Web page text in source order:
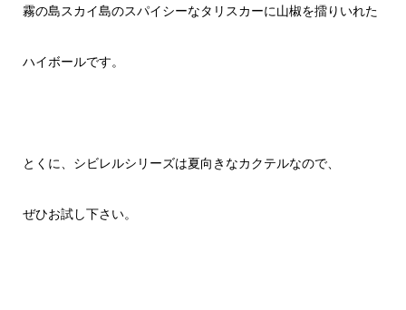
霧の島スカイ島のスパイシーなタリスカーに山椒を擂りいれた
ハイボールです。
とくに、シビレルシリーズは夏向きなカクテルなので、
ぜひお試し下さい。